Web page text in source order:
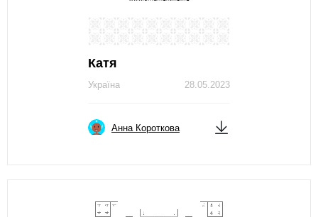
Катя
28.05.2023
Україна
Анна Короткова